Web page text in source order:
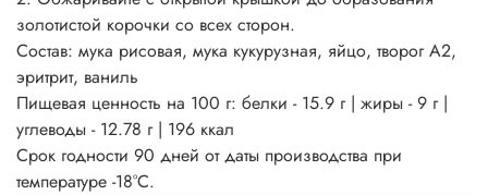
золотистой корочки со всех сторон.
Состав: мука рисовая, мука кукурузная, яйцо, творог А2,
эритрит, ваниль
Пищевая ценность на 100 г: белки - 15.9 г | жиры - 9 г |
углеводы - 12.78 г | 196 ккал
Срок годности 90 дней от даты производства при
температуре -18°С.